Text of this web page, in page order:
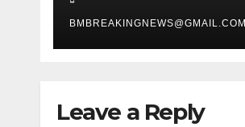
भी गई जान
BMBREAKINGNEWS@GMAIL.COM
Leave a Reply